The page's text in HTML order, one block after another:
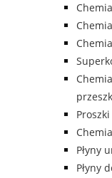
Płyny
Płyny